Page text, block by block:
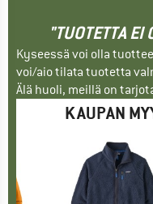
"TUOTETTA EI
Kyseessä voi olla
voi/aio tilata tuotetta
Älä huoli, meillä on
KAUPAN